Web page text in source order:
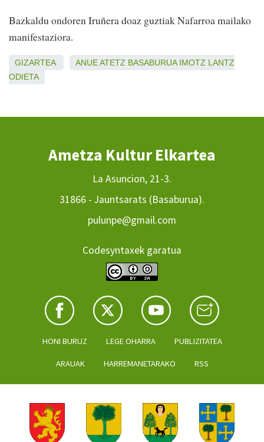
Bazkaldu ondoren Iruñera doaz guztiak Nafarroa mailako
manifestaziora.
GIZARTEA ANUEATETZ BASABURUA IMOTZ LANTZ
ODIETA
Ametza Kultur Elkartea
La Asuncion, 21-3.
31866 - Jauntsarats (Basaburua).
pulunpe@gmail.com
Codesyntaxek garatua
HONI BURUZ LEGE OHARRA PUBLIZITATEA
ARAUAK HARREMANETARAKO RSS